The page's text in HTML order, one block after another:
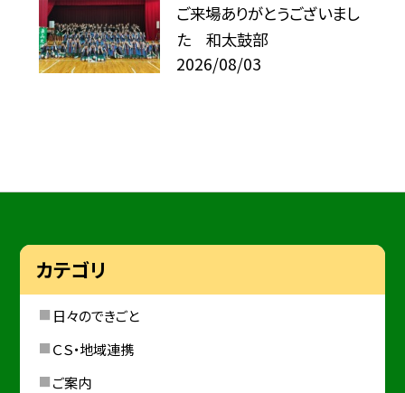
ご来場ありがとうございまし
た 和太鼓部
2026/08/03
カテゴリ
日々のできごと
ＣＳ・地域連携
ご案内